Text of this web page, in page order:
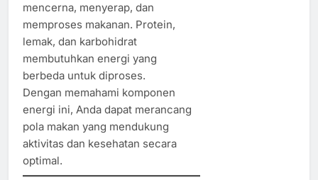
mencerna, menyerap, dan
memproses makanan. Protein,
lemak, dan karbohidrat
membutuhkan energi yang
berbeda untuk diproses.
Dengan memahami komponen
energi ini, Anda dapat merancang
pola makan yang mendukung
aktivitas dan kesehatan secara
optimal.